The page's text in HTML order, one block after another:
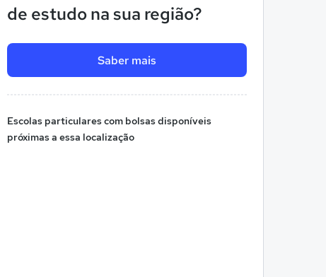
de estudo na sua região?
Saber mais
Escolas particulares com bolsas disponíveis
próximas a essa localização